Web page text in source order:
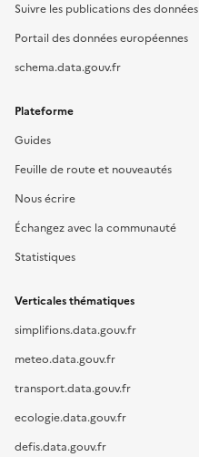
Suivre les publications des données
Portail des données européennes
schema.data.gouv.fr
Plateforme
Guides
Feuille de route et nouveautés
Nous écrire
Échangez avec la communauté
Statistiques
Verticales thématiques
simplifions.data.gouv.fr
meteo.data.gouv.fr
transport.data.gouv.fr
ecologie.data.gouv.fr
defis.data.gouv.fr